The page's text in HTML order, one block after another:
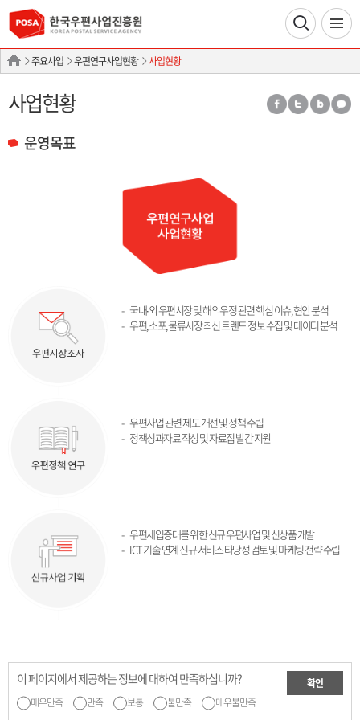
주요사업 우편연구사업현황 사업현황
사업현황
운영목표
국내∙외 우편시장 및 해외우정 관련 핵심 이슈, 현안 분석
우편, 소포, 물류시장 최신 트렌드 정보 수집 및 데이터 분석
우편사업 관련 제도 개선 및 정책 수립
정책성과자료 작성 및 자료집 발간 지원
우편세입증대를 위한 신규 우편사업 및 신상품 개발
ICT 기술 연계 신규 서비스 타당성 검토 및 마케팅 전략 수립
이 페이지에서 제공하는 정보에 대하여 만족하십니까?
매우만족 만족 보통 불만족 매우불만족
확인